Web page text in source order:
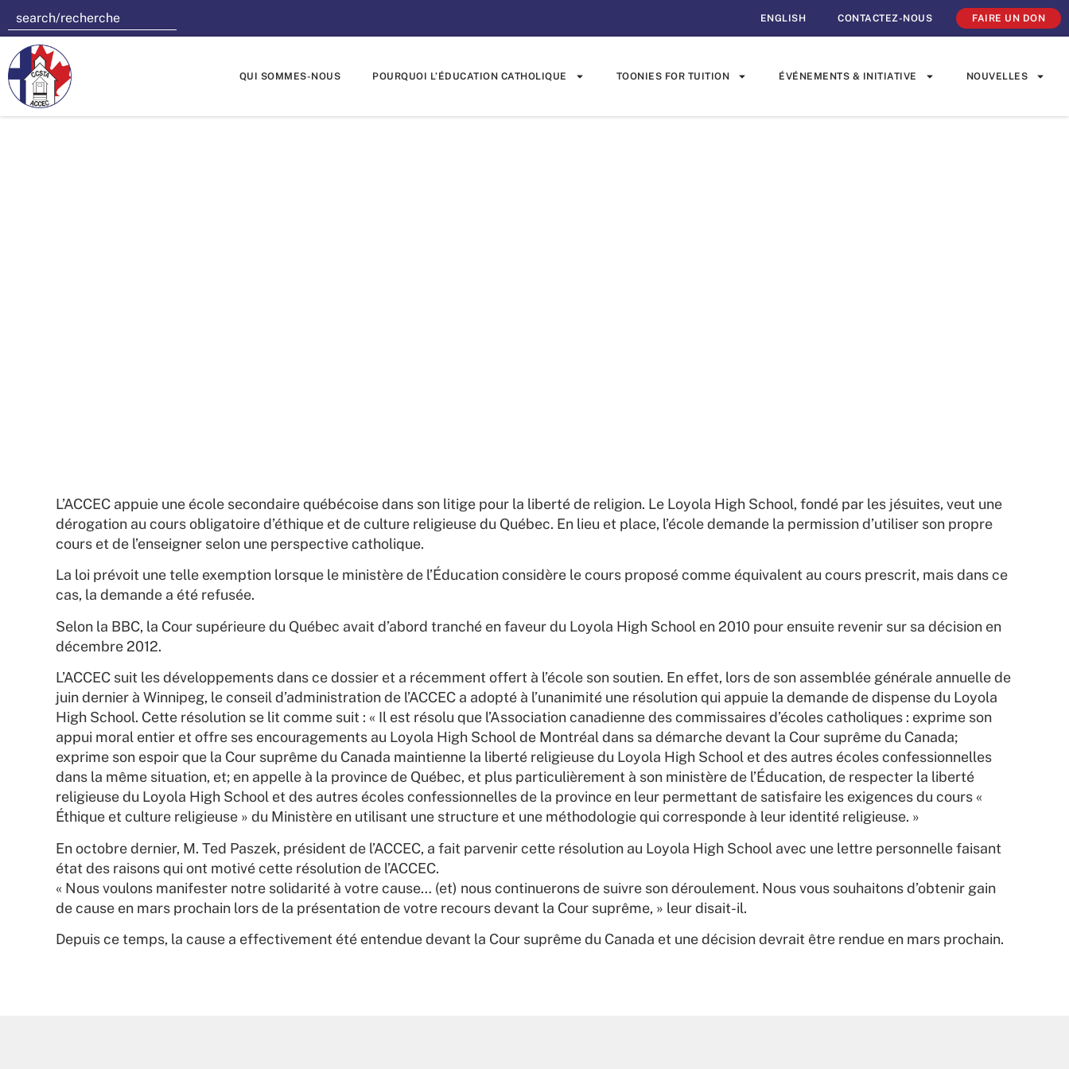
ENGLISH CONTACTEZ-NOUS FAIRE UN DON
QUI SOMMES-NOUS POURQUOI L’ÉDUCATION CATHOLIQUE TOONIES FOR TUITION ÉVÉNEMENTS & INITIATIVE NOUVELLES
L’ACCEC appuie une école secondaire québécoise dans son litige pour la liberté de religion. Le Loyola High School, fondé par les jésuites, veut une
dérogation au cours obligatoire d’éthique et de culture religieuse du Québec. En lieu et place, l’école demande la permission d’utiliser son propre
cours et de l’enseigner selon une perspective catholique.
La loi prévoit une telle exemption lorsque le ministère de l’Éducation considère le cours proposé comme équivalent au cours prescrit, mais dans ce
cas, la demande a été refusée.
Selon la BBC, la Cour supérieure du Québec avait d’abord tranché en faveur du Loyola High School en 2010 pour ensuite revenir sur sa décision en
décembre 2012.
L’ACCEC suit les développements dans ce dossier et a récemment offert à l’école son soutien. En effet, lors de son assemblée générale annuelle de
juin dernier à Winnipeg, le conseil d’administration de l’ACCEC a adopté à l’unanimité une résolution qui appuie la demande de dispense du Loyola
High School. Cette résolution se lit comme suit : « Il est résolu que l’Association canadienne des commissaires d’écoles catholiques : exprime son
appui moral entier et offre ses encouragements au Loyola High School de Montréal dans sa démarche devant la Cour suprême du Canada;
exprime son espoir que la Cour suprême du Canada maintienne la liberté religieuse du Loyola High School et des autres écoles confessionnelles
dans la même situation, et; en appelle à la province de Québec, et plus particulièrement à son ministère de l’Éducation, de respecter la liberté
religieuse du Loyola High School et des autres écoles confessionnelles de la province en leur permettant de satisfaire les exigences du cours «
Éthique et culture religieuse » du Ministère en utilisant une structure et une méthodologie qui corresponde à leur identité religieuse. »
En octobre dernier, M. Ted Paszek, président de l’ACCEC, a fait parvenir cette résolution au Loyola High School avec une lettre personnelle faisant
état des raisons qui ont motivé cette résolution de l’ACCEC.
« Nous voulons manifester notre solidarité à votre cause… (et) nous continuerons de suivre son déroulement. Nous vous souhaitons d’obtenir gain
de cause en mars prochain lors de la présentation de votre recours devant la Cour suprême, » leur disait-il.
Depuis ce temps, la cause a effectivement été entendue devant la Cour suprême du Canada et une décision devrait être rendue en mars prochain.